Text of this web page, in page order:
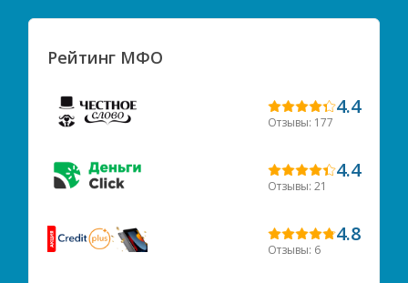
Рейтинг МФО
4.4
Отзывы: 177
4.4
Отзывы: 21
4.8
Отзывы: 6